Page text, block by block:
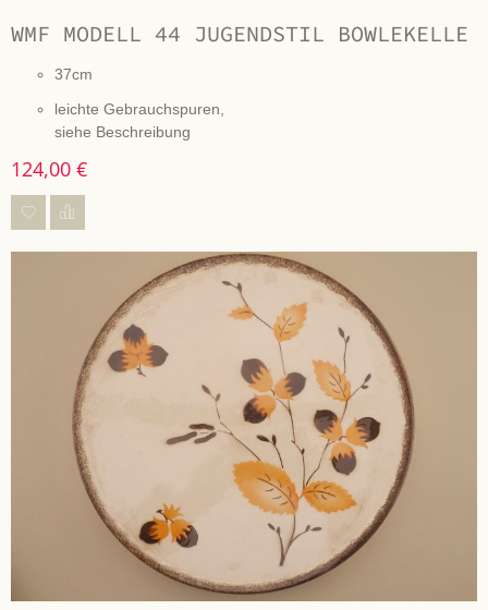
WMF MODELL 44 JUGENDSTIL BOWLEKELLE
37cm
leichte Gebrauchspuren,
siehe Beschreibung
124,00 €